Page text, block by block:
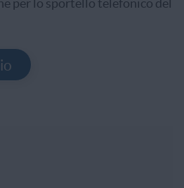
per lo sportello telefonico del